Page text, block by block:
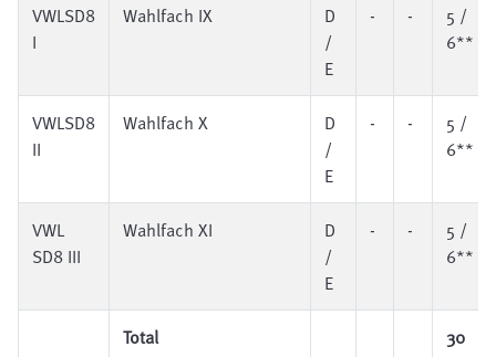
VWLSD8
I
Wahlfach IX
D
/
E
- -
5 /
6**
VWLSD8
II
Wahlfach X
D
/
E
- -
5 /
6**
VWL
SD8 III
Wahlfach XI
D
/
E
- -
5 /
6**
Total 30